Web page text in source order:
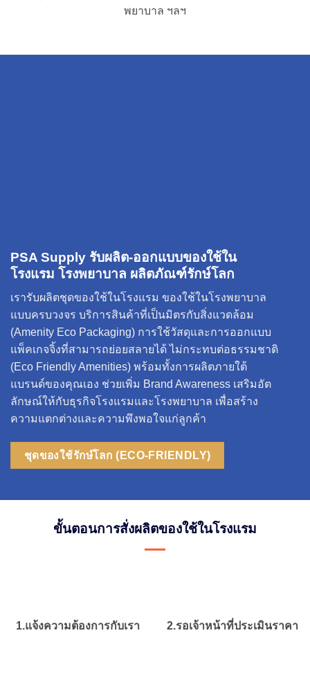
พยาบาล ฯลฯ
PSA Supply รับผลิต-ออกแบบของใช้ใน
โรงแรม โรงพยาบาล ผลิตภัณฑ์รักษ์โลก
เรารับผลิตชุดของใช้ในโรงแรม ของใช้ในโรงพยาบาล
แบบครบวงจร บริการสินค้าที่เป็นมิตรกับสิ่งแวดล้อม
(Amenity Eco Packaging) การใช้วัสดุและการออกแบบ
แพ็คเกจจิ้งที่สามารถย่อยสลายได้ ไม่กระทบต่อธรรมชาติ
(Eco Friendly Amenities) พร้อมทั้งการผลิตภายใต้
แบรนด์ของคุณเอง ช่วยเพิ่ม Brand Awareness เสริมอัต
ลักษณ์ให้กับธุรกิจโรงแรมและโรงพยาบาล เพื่อสร้าง
ความแตกต่างและความพึงพอใจแก่ลูกค้า
ชุดของใช้รักษ์โลก (ECO-FRIENDLY)
ขั้นตอนการสั่งผลิตของใช้ในโรงแรม
1.แจ้งความต้องการกับเรา 2.รอเจ้าหน้าที่ประเมินราคา